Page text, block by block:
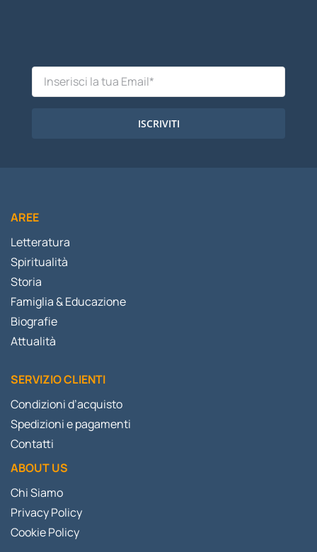
ISCRIVITI
AREE
Letteratura
Spiritualità
Storia
Famiglia & Educazione
Biografie
Attualità
SERVIZIO CLIENTI
Condizioni d’acquisto
Spedizioni e pagamenti
Contatti
ABOUT US
Chi Siamo
Privacy Policy
Cookie Policy